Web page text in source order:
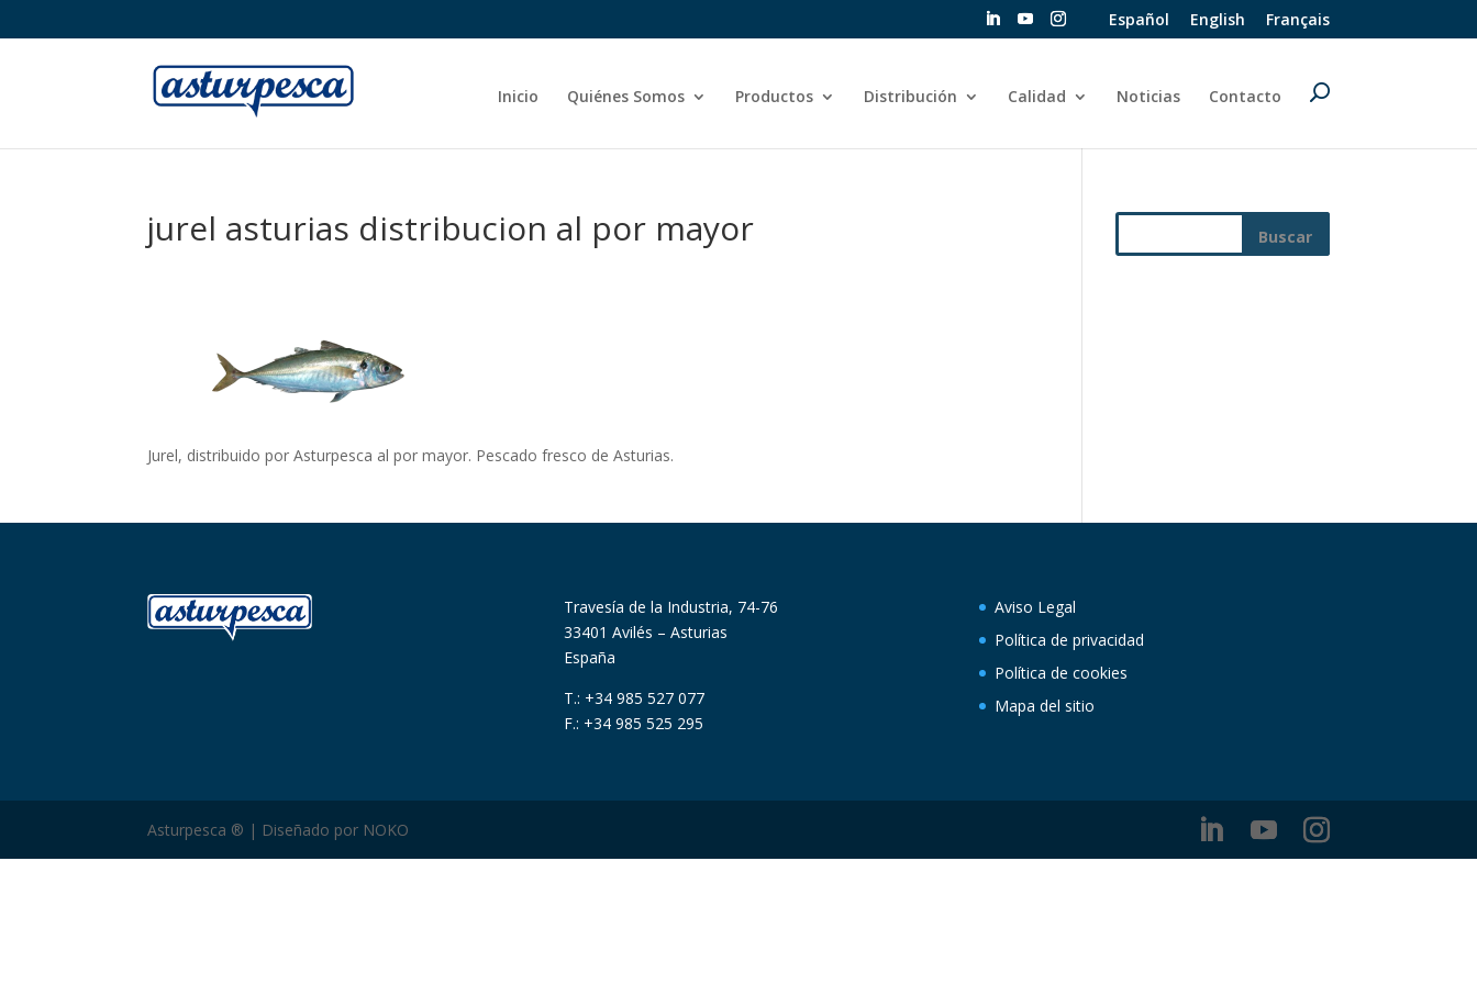
Español English Français
Inicio Quiénes Somos Productos Distribución Calidad Noticias Contacto
jurel asturias distribucion al por mayor
Jurel, distribuido por Asturpesca al por mayor. Pescado fresco de Asturias.
Travesía de la Industria, 74-76
33401 Avilés – Asturias
España
T.: +34 985 527 077
F.: +34 985 525 295
Aviso Legal
Política de privacidad
Política de cookies
Mapa del sitio
Asturpesca ® | Diseñado por NOKO